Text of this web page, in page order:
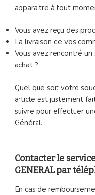
apparaitre à tout
Vous avez reçu des
La livraison de vos
Vous avez rencontré
achat ?
Quel que soit votre
article est justement
suivre pour effectuer
Général.
Contacter le
GENERAL par
En cas de